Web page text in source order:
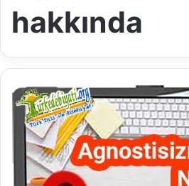
hakkında